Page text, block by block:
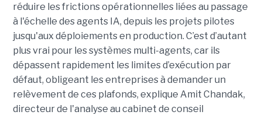
réduire les frictions opérationnelles liées au passage
à l'échelle des agents IA, depuis les projets pilotes
jusqu'aux déploiements en production. C’est d’autant
plus vrai pour les systèmes multi-agents, car ils
dépassent rapidement les limites d’exécution par
défaut, obligeant les entreprises à demander un
relèvement de ces plafonds, explique Amit Chandak,
directeur de l'analyse au cabinet de conseil